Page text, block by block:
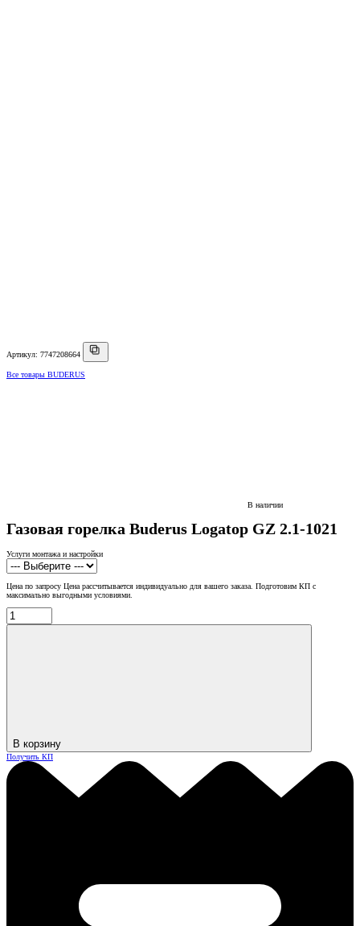
Артикул: 7747208664
Все товары BUDERUS
В наличии
Газовая горелка Buderus Logatop GZ 2.1-1021
Услуги монтажа и настройки
Цена по запросу Цена рассчитывается индивидуально для вашего заказа. Подготовим КП с
максимально выгодными условиями.
В корзину
Получить КП